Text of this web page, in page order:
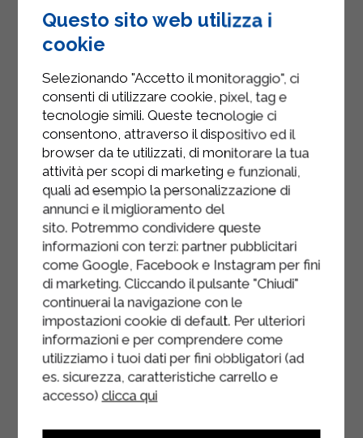
douille et versez la crème dans les
verres.
Laisser reposer au réfrigérateur
pendant au moins 1 heure pour que
la préparation prenne consistance.
Fouettez la crème avec le sucre
glace et, à l'aide d'une poche à
douille munie d'une douille en
forme d'étoile, remplissez chaque
verre d'une quenelle de crème.
Râpez le chocolat noir et décorez les
verres avec les copeaux obtenus.
Questo sito web utilizza i
cookie
Selezionando "Accetto il monitoraggio", ci
consenti di utilizzare cookie, pixel, tag e
tecnologie simili. Queste tecnologie ci
consentono, attraverso il dispositivo ed il
browser da te utilizzati, di monitorare la tua
attività per scopi di marketing e funzionali,
quali ad esempio la personalizzazione di
annunci e il miglioramento del
sito. Potremmo condividere queste
informazioni con terzi: partner pubblicitari
come Google, Facebook e Instagram per fini
di marketing. Cliccando il pulsante "Chiudi"
continuerai la navigazione con le
impostazioni cookie di default. Per ulteriori
informazioni e per comprendere come
utilizziamo i tuoi dati per fini obbligatori (ad
es. sicurezza, caratteristiche carrello e
accesso) clicca qui